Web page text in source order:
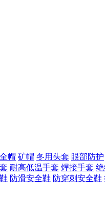
帽 矿帽 冬用头套 眼部防护
耐高低温手套 焊接手套
防滑安全鞋 防穿刺安全鞋